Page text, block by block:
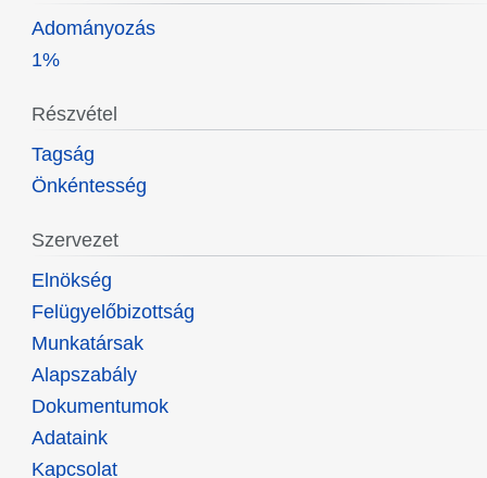
Adományozás
1%
Részvétel
Tagság
Önkéntesség
Szervezet
Elnökség
Felügyelőbizottság
Munkatársak
Alapszabály
Dokumentumok
Adataink
Kapcsolat